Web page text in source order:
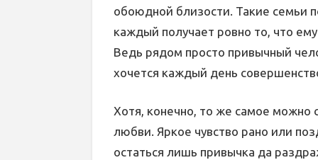
обоюдной близости. Такие семьи
каждый получает ровно то, что
Ведь рядом просто привычный
хочется каждый день
Хотя, конечно, то же самое можно
любви. Яркое чувство рано или
остаться лишь привычка да